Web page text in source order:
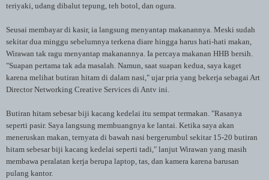
teriyaki, udang dibalut tepung, teh botol, dan ogura.
Seusai membayar di kasir, ia langsung menyantap makanannya. Meski sudah
sekitar dua minggu sebelumnya terkena diare hingga harus hati-hati makan,
Wirawan tak ragu menyantap makanannya. Ia percaya makanan HHB bersih.
"Suapan pertama tak ada masalah. Namun, saat suapan kedua, saya kaget
karena melihat butiran hitam di dalam nasi," ujar pria yang bekerja sebagai Art
Director Networking Creative Services di Antv ini.
Butiran hitam sebesar biji kacang kedelai itu sempat termakan. "Rasanya
seperti pasir. Saya langsung membuangnya ke lantai. Ketika saya akan
meneruskan makan, ternyata di bawah nasi bergerumbul sekitar 15-20 butiran
hitam sebesar biji kacang kedelai seperti tadi," lanjut Wirawan yang masih
membawa peralatan kerja berupa laptop, tas, dan kamera karena barusan
pulang kantor.